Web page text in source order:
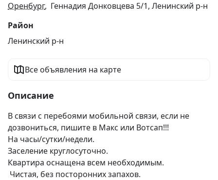
Оренбург, Геннадия Донковцева 5/1, Ленинский р-н
Район
Ленинский р-н
Все объявления на карте
Описание
В связи с перебоями мобильной связи, если не
дозвониться, пишите в Макс или Вотсап!!!
На часы/сутки/недели.
Заселение круглосуточно.
Квартира оснащена всем необходимым.